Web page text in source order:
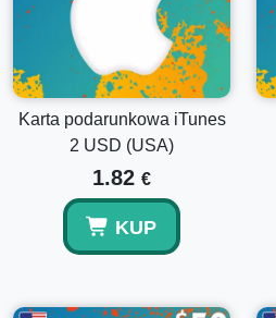
doświadczenie zakupowe.
Przewodnik krok po kroku,
podarunkową iTunes
Otwórz aplikację iTunes lub
urządzeniu.
Na dole ekranu naciśnij
profilowe.
Wybierz Wymień kartę
Użyj aparatu swojego
Karta podarunkowa iTunes
2 USD (USA)
1.82 €
KUP